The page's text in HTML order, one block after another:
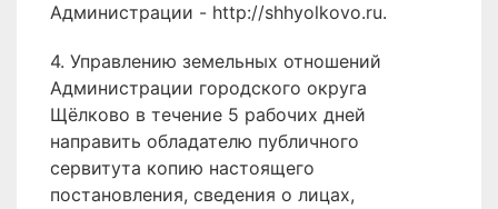
Администрации - http://shhyolkovo.ru.
4. Управлению земельных отношений
Администрации городского округа
Щёлково в течение 5 рабочих дней
направить обладателю публичного
сервитута копию настоящего
постановления, сведения о лицах,